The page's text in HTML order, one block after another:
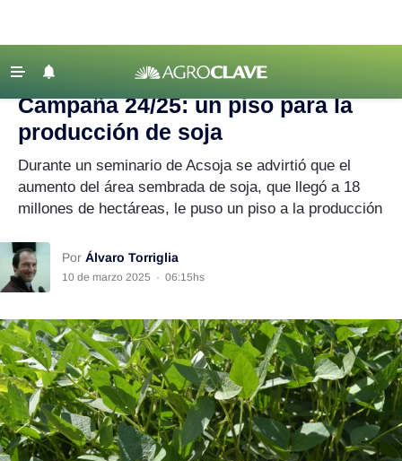
Agricultura
Lechería
Tecnología
Maquinaria agrícola
Agenda
Clima
Agronegocios
Mercados
‹ VOLVER
Agroclave Agricultura | soja
Campaña 24/25: un piso para la
producción de soja
Durante un seminario de Acsoja se advirtió que el
aumento del área sembrada de soja, que llegó a 18
millones de hectáreas, le puso un piso a la producción
Por Álvaro Torriglia
10 de marzo 2025 · 06:15hs